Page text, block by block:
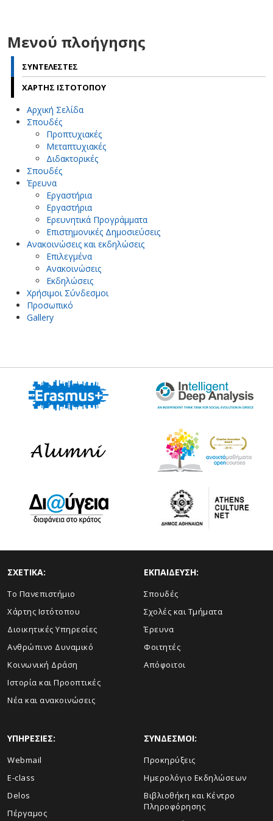
Μενού πλοήγησης
ΣΥΝΤΕΛΕΣΤΕΣ
ΧΑΡΤΗΣ ΙΣΤΟΤΟΠΟΥ
Αρχική Σελίδα
Σπουδές
Προπτυχιακές
Μεταπτυχιακές
Διδακτορικές
Σπουδές
Έρευνα
Εργαστήρια
Εργαστήρια
Ερευνητικά Προγράμματα
Επιστημονικές Δημοσιεύσεις
Ανακοινώσεις και εκδηλώσεις
Επιλεγμένα
Ανακοινώσεις
Εκδηλώσεις
Χρήσιμοι Σύνδεσμοι
Προσωπικό
Gallery
ΣΧΕΤΙΚΑ:
Το Πανεπιστήμιο
Χάρτης Ιστότοπου
Διοικητικές Υπηρεσίες
Ανθρώπινο Δυναμικό
Κοινωνική Δράση
Ιστορία και Προοπτικές
Νέα και ανακοινώσεις
ΕΚΠΑΙΔΕΥΣΗ:
Σπουδές
Σχολές και Τμήματα
Έρευνα
Φοιτητές
Απόφοιτοι
ΥΠΗΡΕΣΙΕΣ:
Webmail
E-class
Delos
Πέργαμος
ΣΥΝΔΕΣΜΟΙ:
Προκηρύξεις
Ημερολόγιο Εκδηλώσεων
Βιβλιοθήκη και Κέντρο
Πληροφόρησης